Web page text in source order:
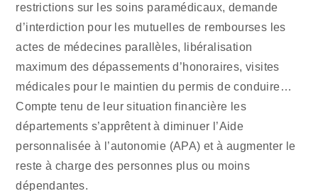
restrictions sur les soins paramédicaux, demande
d’interdiction pour les mutuelles de rembourses les
actes de médecines parallèles, libéralisation
maximum des dépassements d’honoraires, visites
médicales pour le maintien du permis de conduire…
Compte tenu de leur situation financière les
départements s’apprêtent à diminuer l’Aide
personnalisée à l’autonomie (APA) et à augmenter le
reste à charge des personnes plus ou moins
dépendantes.